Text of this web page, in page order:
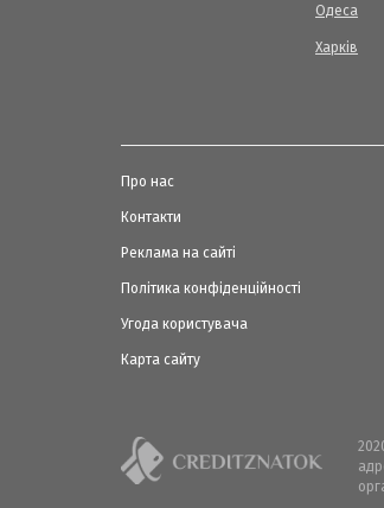
Одеса
Харків
Про нас
Контакти
Реклама на сайті
Політика конфіденційності
Угода користувача
Карта сайту